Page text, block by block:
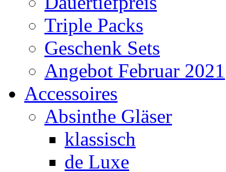
Triple Packs
Geschenk Sets
Angebot Februar 2021
Accessoires
Absinthe Gläser
klassisch
de Luxe